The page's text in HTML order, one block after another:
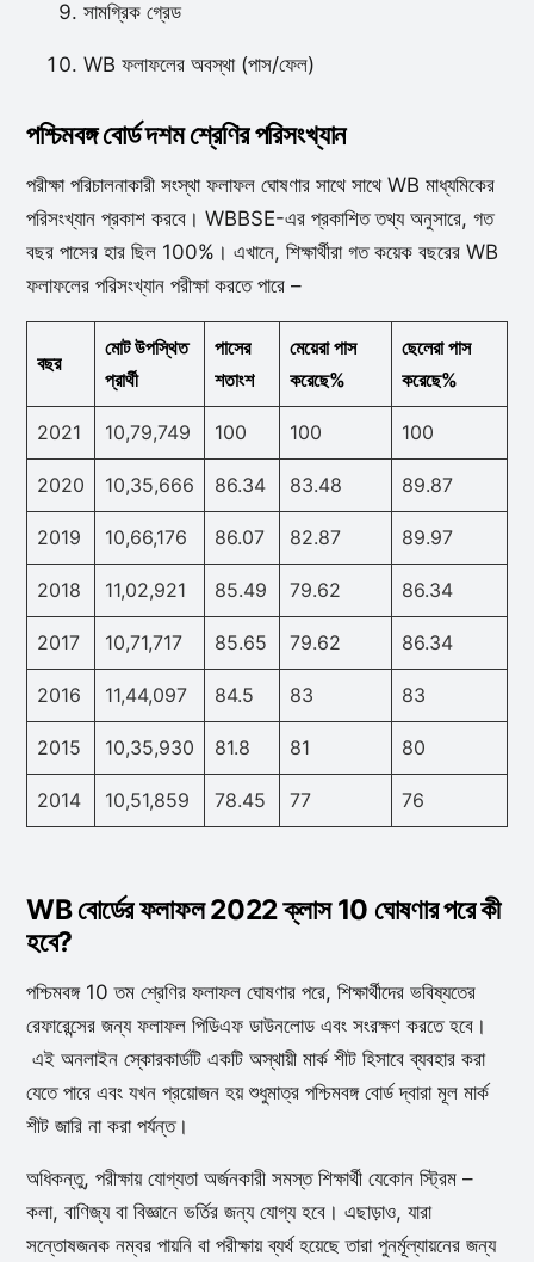
সামগ্রিক গ্রেড
WB ফলাফলের অবস্থা (পাস/ফেল)
পশ্চিমবঙ্গ বোর্ড দশম শ্রেণির পরিসংখ্যান
পরীক্ষা পরিচালনাকারী সংস্থা ফলাফল ঘোষণার সাথে সাথে WB মাধ্যমিকের
পরিসংখ্যান প্রকাশ করবে। WBBSE-এর প্রকাশিত তথ্য অনুসারে, গত
বছর পাসের হার ছিল 100%। এখানে, শিক্ষার্থীরা গত কয়েক বছরের WB
ফলাফলের পরিসংখ্যান পরীক্ষা করতে পারে –
বছর
মোট উপস্থিত
প্রার্থী
পাসের
শতাংশ
মেয়েরা পাস
করেছে%
ছেলেরা পাস
করেছে%
2021 10,79,749 100 100 100
2020 10,35,666 86.34 83.48 89.87
2019 10,66,176 86.07 82.87 89.97
2018 11,02,921 85.49 79.62 86.34
2017 10,71,717 85.65 79.62 86.34
2016 11,44,097 84.5 83 83
2015 10,35,930 81.8 81 80
2014 10,51,859 78.45 77 76
WB বোর্ডের ফলাফল 2022 ক্লাস 10 ঘোষণার পরে কী
হবে?
পশ্চিমবঙ্গ 10 তম শ্রেণির ফলাফল ঘোষণার পরে, শিক্ষার্থীদের ভবিষ্যতের
রেফারেন্সের জন্য ফলাফল পিডিএফ ডাউনলোড এবং সংরক্ষণ করতে হবে।
এই অনলাইন স্কোরকার্ডটি একটি অস্থায়ী মার্ক শীট হিসাবে ব্যবহার করা
যেতে পারে এবং যখন প্রয়োজন হয় শুধুমাত্র পশ্চিমবঙ্গ বোর্ড দ্বারা মূল মার্ক
শীট জারি না করা পর্যন্ত।
অধিকন্তু, পরীক্ষায় যোগ্যতা অর্জনকারী সমস্ত শিক্ষার্থী যেকোন স্ট্রিম –
কলা, বাণিজ্য বা বিজ্ঞানে ভর্তির জন্য যোগ্য হবে। এছাড়াও, যারা
সন্তোষজনক নম্বর পায়নি বা পরীক্ষায় ব্যর্থ হয়েছে তারা পুনর্মূল্যায়নের জন্য